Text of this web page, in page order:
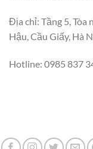
Địa chỉ: Tầng 5, Tòa
Hậu, Cầu Giấy, Hà
Hotline: 0985 837